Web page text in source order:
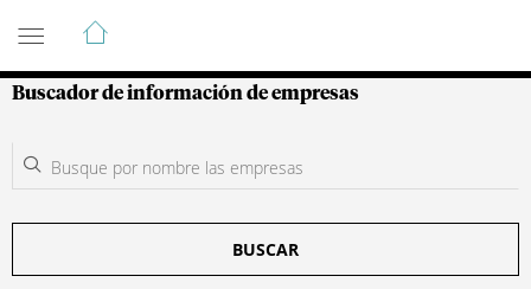
Guía de Empresas Colombianas
Buscador de información de empresas
BUSCAR